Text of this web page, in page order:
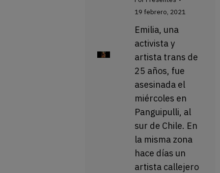
19 febrero, 2021
Emilia, una
activista y
artista trans de
25 años, fue
asesinada el
miércoles en
Panguipulli, al
sur de Chile. En
la misma zona
hace días un
artista callejero